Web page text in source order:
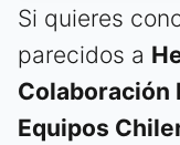
Si quieres
parecidos a
Colaboración
Equipos